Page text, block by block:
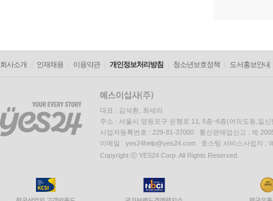
회사소개 인재채용 이용약관 개인정보처리방침 청소년보호정책 도서홍보안내
대표 : 김석환, 최세라
주소 : 서울시 영등포구 은행로 11, 5층~6층(여의도동,일신
사업자등록번호 : 229-81-37000 통신판매업신고 : 제
이메일 : yes24help@yes24.com 호스팅 서비스사업자 :
Copyright ⓒ YES24 Corp. All Rights Reserved.